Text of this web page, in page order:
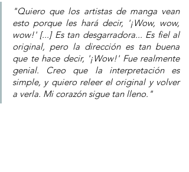
"Quiero que los artistas de manga vean
esto porque les hará decir, '¡Wow, wow,
wow!' [...] Es tan desgarradora... Es fiel al
original, pero la dirección es tan buena
que te hace decir, '¡Wow!' Fue realmente
genial. Creo que la interpretación es
simple, y quiero releer el original y volver
a verla. Mi corazón sigue tan lleno."